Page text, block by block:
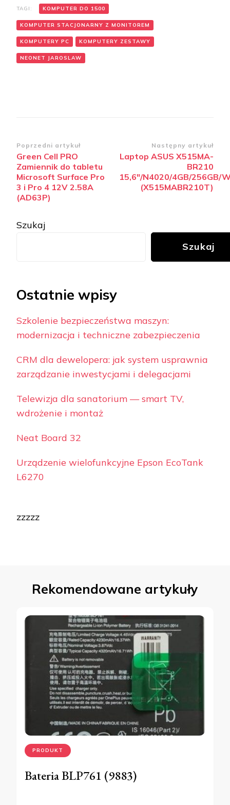
TAGI: KOMPUTER DO 1500
KOMPUTER STACJONARNY Z MONITOREM
KOMPUTERY PC KOMPUTERY ZESTAWY
NEONET JAROSLAW
Zobacz
wpisy
Poprzedni artykuł
Green Cell PRO
Zamiennik do tabletu
Microsoft Surface Pro
3 i Pro 4 12V 2.58A
(AD63P)
Następny artykuł
Laptop ASUS X515MA-
BR210
15,6″/N4020/4GB/256GB/
(X515MABR210T)
Szukaj
Szukaj
Ostatnie wpisy
Szkolenie bezpieczeństwa maszyn:
modernizacja i techniczne zabezpieczenia
CRM dla dewelopera: jak system usprawnia
zarządzanie inwestycjami i delegacjami
Telewizja dla sanatorium — smart TV,
wdrożenie i montaż
Neat Board 32
Urządzenie wielofunkcyjne Epson EcoTank
L6270
zzzzz
Rekomendowane artykuły
PRODUKT
Bateria BLP761 (9883)